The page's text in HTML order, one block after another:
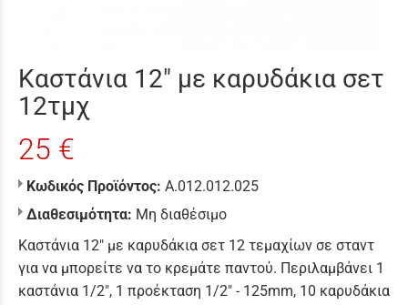
Καστάνια 12″ με καρυδάκια σετ
12τμχ
25 €
Κωδικός Προϊόντος: Α.012.012.025
Διαθεσιμότητα: Μη διαθέσιμο
Καστάνια 12″ με καρυδάκια σετ 12 τεμαχίων σε σταντ
για να μπορείτε να το κρεμάτε παντού. Περιλαμβάνει 1
καστάνια 1/2″, 1 προέκταση 1/2″ - 125mm, 10 καρυδάκια